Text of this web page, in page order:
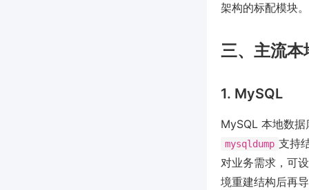
架构的标配模块。
三、主流本
1. MySQL
MySQL 本地数
mysqldump 支持
对业务需求，可
境重建结构后再